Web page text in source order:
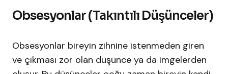
Obsesyonlar (Takıntılı Düşünceler)
Obsesyonlar bireyin zihnine istenmeden giren
ve çıkması zor olan düşünce ya da imgelerden